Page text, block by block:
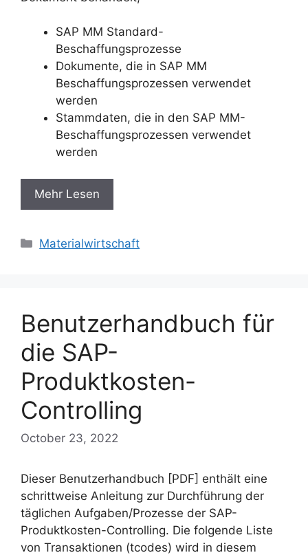
SAP MM Standard-
Beschaffungsprozesse
Dokumente, die in SAP MM
Beschaffungsprozessen verwendet
werden
Stammdaten, die in den SAP MM-
Beschaffungsprozessen verwendet
werden
Mehr Lesen
Categories
Materialwirtschaft
Benutzerhandbuch für
die SAP-
Produktkosten-
Controlling
October 23, 2022
Dieser Benutzerhandbuch [PDF] enthält eine
schrittweise Anleitung zur Durchführung der
täglichen Aufgaben/Prozesse der SAP-
Produktkosten-Controlling. Die folgende Liste
von Transaktionen (tcodes) wird in diesem